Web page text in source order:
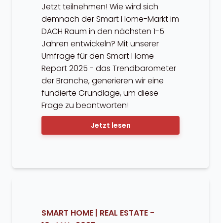
Jetzt teilnehmen! Wie wird sich
demnach der Smart Home-Markt im
DACH Raum in den nächsten 1-5
Jahren entwickeln? Mit unserer
Umfrage für den Smart Home
Report 2025 - das Trendbarometer
der Branche, generieren wir eine
fundierte Grundlage, um diese
Frage zu beantworten!
Jetzt lesen
SMART HOME| REAL ESTATE-